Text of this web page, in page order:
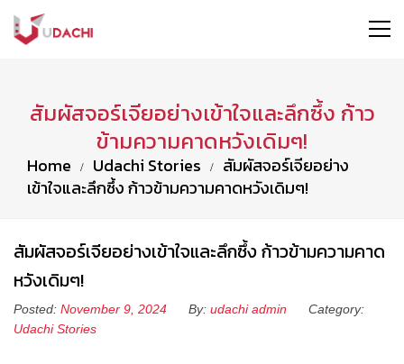
สัมผัสจอร์เจียอย่างเข้าใจและลึกซึ้ง ก้าว
ข้ามความคาดหวังเดิมๆ!
Home Udachi Stories
สัมผัสจอร์เจียอย่าง
เข้าใจและลึกซึ้ง ก้าวข้ามความคาดหวังเดิมๆ!
สัมผัสจอร์เจียอย่างเข้าใจและลึกซึ้ง ก้าวข้ามความคาด
หวังเดิมๆ!
Posted: November 9, 2024 By: udachi admin
Category:
Udachi Stories